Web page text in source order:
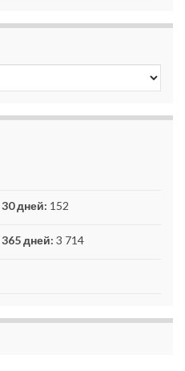
дней: 152
дней: 3 714